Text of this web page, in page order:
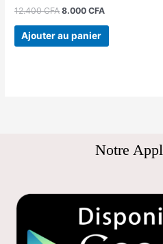
12.400CFA 8.000CFA
Ajouter au panier
Notre